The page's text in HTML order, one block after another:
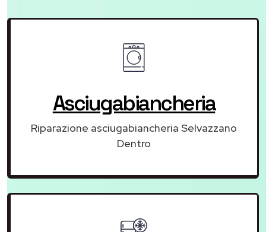
Asciugabiancheria
Riparazione asciugabiancheria Selvazzano
Dentro